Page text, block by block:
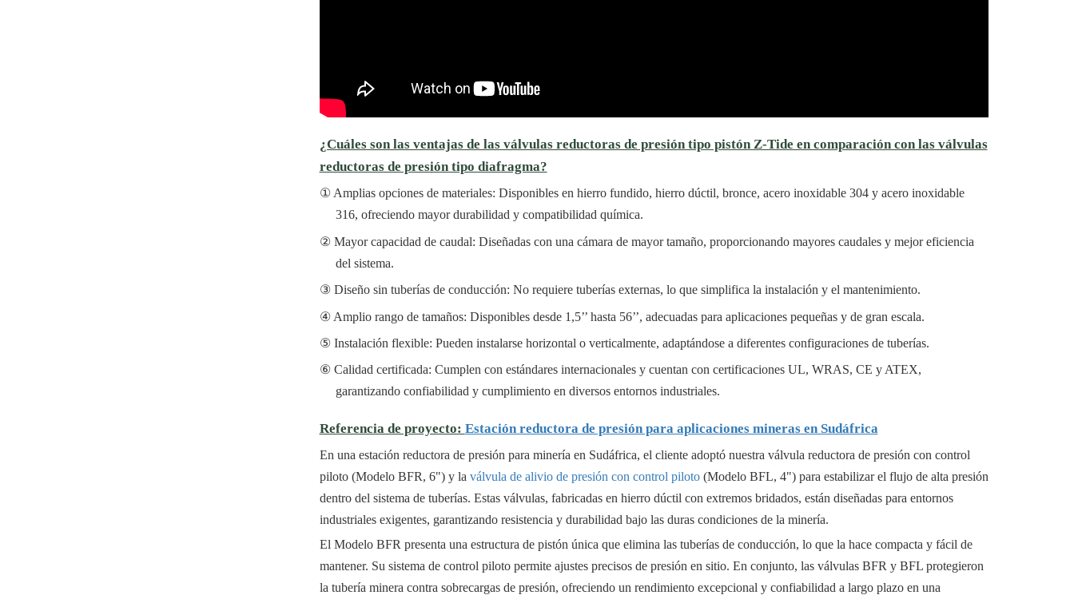
¿Cuáles son las ventajas de las válvulas reductoras de presión tipo pistón Z-Tide en comparación con las válvulas
reductoras de presión tipo diafragma?
Amplias opciones de materiales: Disponibles en hierro fundido, hierro dúctil, bronce, acero inoxidable 304 y acero inoxidable
316, ofreciendo mayor durabilidad y compatibilidad química.
Mayor capacidad de caudal: Diseñadas con una cámara de mayor tamaño, proporcionando mayores caudales y mejor eficiencia
del sistema.
Diseño sin tuberías de conducción: No requiere tuberías externas, lo que simplifica la instalación y el mantenimiento.
Amplio rango de tamaños: Disponibles desde 1,5’’ hasta 56’’, adecuadas para aplicaciones pequeñas y de gran escala.
Instalación flexible: Pueden instalarse horizontal o verticalmente, adaptándose a diferentes configuraciones de tuberías.
Calidad certificada: Cumplen con estándares internacionales y cuentan con certificaciones UL, WRAS, CE y ATEX,
garantizando confiabilidad y cumplimiento en diversos entornos industriales.
Referencia de proyecto: Estación reductora de presión para aplicaciones mineras en Sudáfrica
En una estación reductora de presión para minería en Sudáfrica, el cliente adoptó nuestra válvula reductora de presión con control
piloto (Modelo BFR, 6") y la válvula de alivio de presión con control piloto(Modelo BFL, 4") para estabilizar el flujo de alta presión
dentro del sistema de tuberías. Estas válvulas, fabricadas en hierro dúctil con extremos bridados, están diseñadas para entornos
industriales exigentes, garantizando resistencia y durabilidad bajo las duras condiciones de la minería.
El Modelo BFR presenta una estructura de pistón única que elimina las tuberías de conducción, lo que la hace compacta y fácil de
mantener. Su sistema de control piloto permite ajustes precisos de presión en sitio. En conjunto, las válvulas BFR y BFL protegieron
la tubería minera contra sobrecargas de presión, ofreciendo un rendimiento excepcional y confiabilidad a largo plazo en una